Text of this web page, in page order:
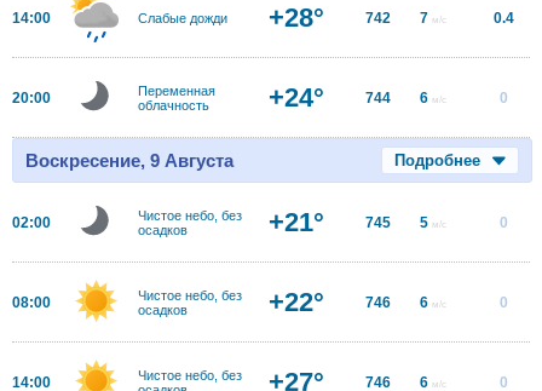
14:00 Слабые дожди +28° 742 7 м/с 0.4
20:00
Переменная
облачность
+24° 744 6 м/с 0
Воскресение, 9 Августа Подробнее
02:00
Чистое небо, без
осадков
+21° 745 5 м/с 0
08:00
Чистое небо, без
осадков
+22° 746 6 м/с 0
14:00
Чистое небо, без
+27° 746 6 м/с 0